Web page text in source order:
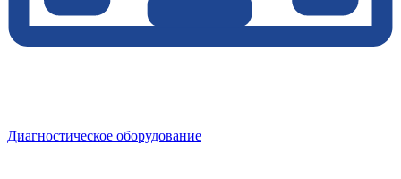
Диагностическое оборудование